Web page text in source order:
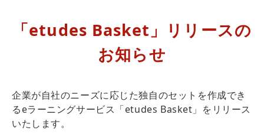
「etudes Basket」リリースの
お知らせ
企業が自社のニーズに応じた独自のセットを作成でき
るeラーニングサービス「etudes Basket」をリリース
いたします。